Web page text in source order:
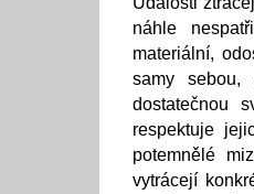
náhle
materiální,
samy sebou,
dostatečnou
respektuje
potemnělé
vytrácejí